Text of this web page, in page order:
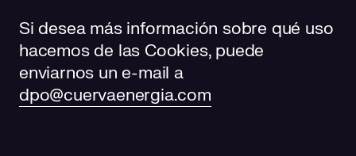
Si desea más información sobre qué uso
hacemos de las Cookies, puede
enviarnos un e-mail a
dpo@cuervaenergia.com